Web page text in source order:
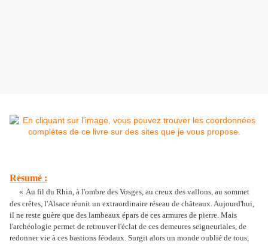
Résumé :
« Au fil du Rhin, à l'ombre des Vosges, au creux des vallons, au sommet
des crêtes, l'Alsace réunit un extraordinaire réseau de châteaux. Aujourd'hui,
il ne reste guère que des lambeaux épars de ces armures de pierre. Mais
l'archéologie permet de retrouver l'éclat de ces demeures seigneuriales, de
redonner vie à ces bastions féodaux. Surgit alors un monde oublié de tous,